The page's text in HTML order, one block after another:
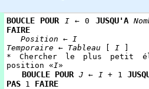
BOUCLE POUR I← 0 JUSQU'A
FAIRE
Position ←
I
Temporaire ← Tableau I
* Chercher le plus petit
position « I»
BOUCLE POUR J ← I+ 1
PAS 1 FAIRE